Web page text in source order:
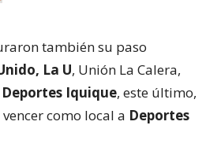
también su paso
La U, Unión La Calera,
Deportes Iquique, este último,
como local a Deportes